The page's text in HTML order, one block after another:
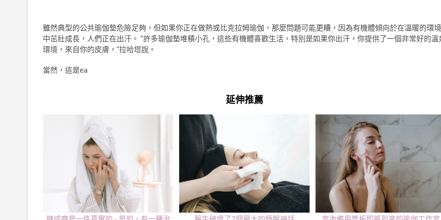
雖然典型的公共瑜伽墊危險足夠，但如果你正在做熱或比克拉姆瑜伽，那麼問題可能更糟，因為有機體傾向於在溫暖的環境
中茁壯成長，人們正在出汗。 “許多瑜伽墊堆積小孔，這些有機體喜歡生活，特別是如果你出汗，你提供了一個非常好的溫
環境，來自你的皮膚，”拉哈塔說。
當然，這是ea
延伸推薦